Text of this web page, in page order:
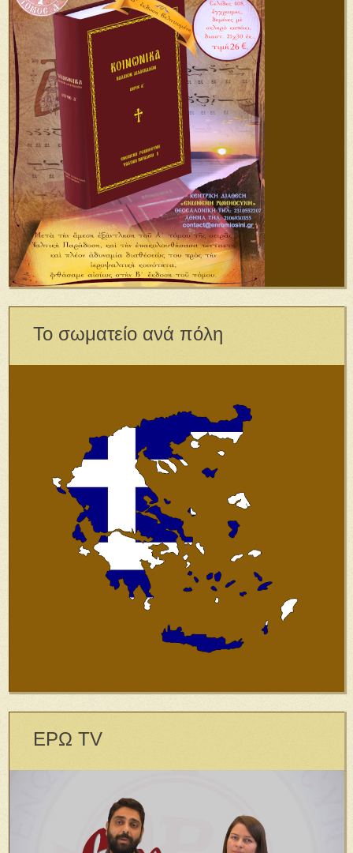
Το σωματείο ανά πόλη
ΕΡΩ TV